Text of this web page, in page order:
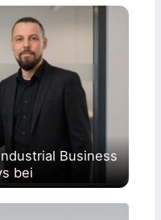
Business
bei